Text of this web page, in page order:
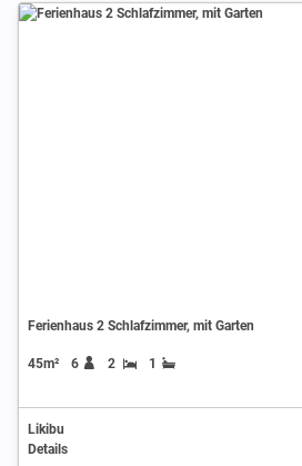
Ferienhaus 2 Schlafzimmer, mit Garten
45m² 6 2 1
Likibu
Details